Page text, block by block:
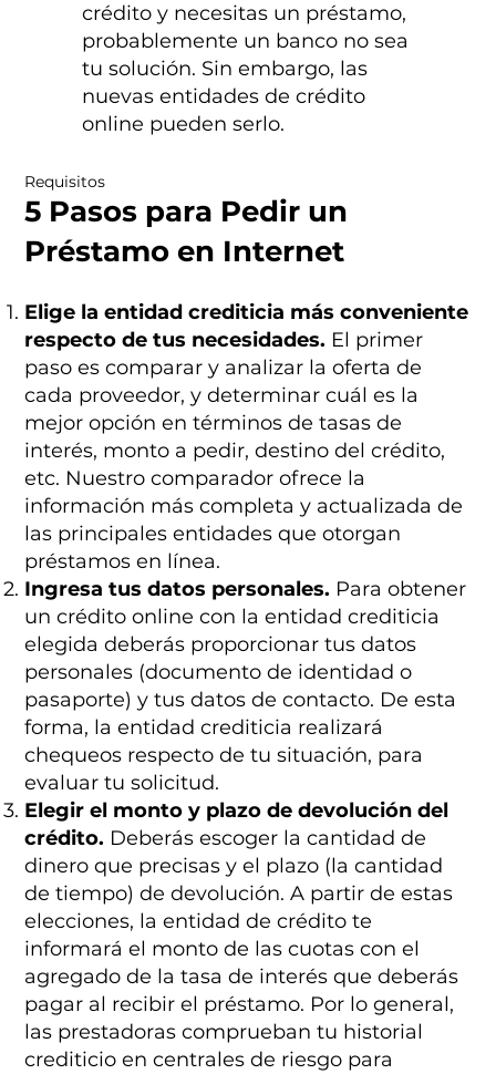
Requisitos
5 Pasos para Pedir un
Préstamo en Internet
Elige la entidad crediticia más conveniente
respecto de tus necesidades. El primer
paso es comparar y analizar la oferta de
cada proveedor, y determinar cuál es la
mejor opción en términos de tasas de
interés, monto a pedir, destino del crédito,
etc. Nuestro comparador ofrece la
información más completa y actualizada de
las principales entidades que otorgan
préstamos en línea.
Ingresa tus datos personales. Para obtener
un crédito online con la entidad crediticia
elegida deberás proporcionar tus datos
personales (documento de identidad o
pasaporte) y tus datos de contacto. De esta
forma, la entidad crediticia realizará
chequeos respecto de tu situación, para
evaluar tu solicitud.
Elegir el monto y plazo de devolución del
crédito. Deberás escoger la cantidad de
dinero que precisas y el plazo (la cantidad
de tiempo) de devolución. A partir de estas
elecciones, la entidad de crédito te
informará el monto de las cuotas con el
agregado de la tasa de interés que deberás
pagar al recibir el préstamo. Por lo general,
las prestadoras comprueban tu historial
crediticio en centrales de riesgo para
crédito y necesitas un préstamo,
probablemente un banco no sea
tu solución. Sin embargo, las
nuevas entidades de crédito
online pueden serlo.